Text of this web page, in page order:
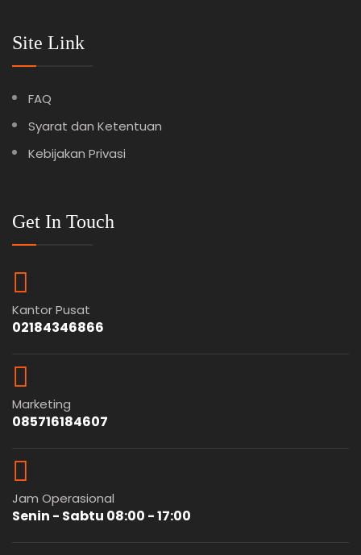
Site Link
FAQ
Syarat dan Ketentuan
Kebijakan Privasi
Get In Touch
Kantor Pusat
02184346866
Marketing
085716184607
Jam Operasional
Senin - Sabtu 08:00 - 17:00